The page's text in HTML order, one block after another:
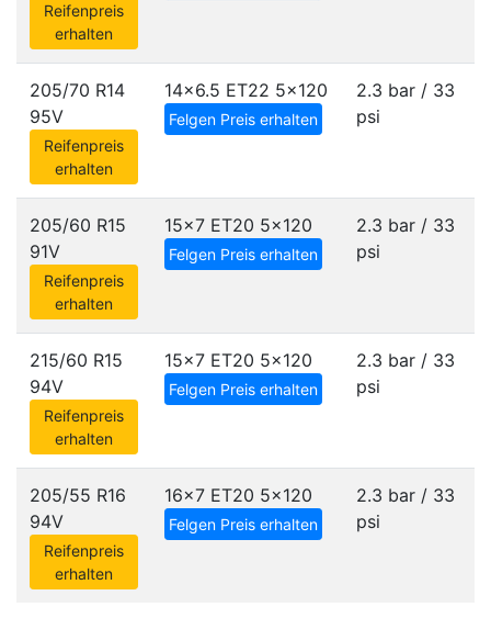
Reifenpreis
erhalten
205/70 R14
95V
Reifenpreis
erhalten
14x6.5 ET22 5x120
Felgen Preis erhalten
2.3 bar / 33
psi
205/60 R15
91V
Reifenpreis
erhalten
15x7 ET20 5x120
Felgen Preis erhalten
2.3 bar / 33
psi
215/60 R15
94V
Reifenpreis
erhalten
15x7 ET20 5x120
Felgen Preis erhalten
2.3 bar / 33
psi
205/55 R16
94V
Reifenpreis
erhalten
16x7 ET20 5x120
Felgen Preis erhalten
2.3 bar / 33
psi